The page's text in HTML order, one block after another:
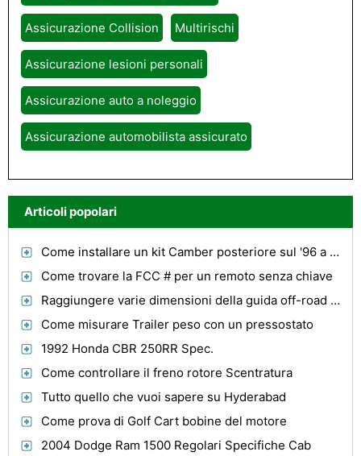
Assicurazione Collision Multirischi
Assicurazione lesioni personali
Assicurazione auto a noleggio
Assicurazione automobilista assicurato
Articoli popolari
Come installare un kit Camber posteriore sul '96 a 2000 Honda Civic
Come trovare la FCC # per un remoto senza chiave
Raggiungere varie dimensioni della guida off-road Con 4x4 Off-Road Accessori
Come misurare Trailer peso con un pressostato
1992 Honda CBR 250RR Spec.
Come controllare il freno rotore Scentratura
Tutto quello che vuoi sapere su Hyderabad
Come prova di Golf Cart bobine del motore
2004 Dodge Ram 1500 Regolari Specifiche Cab